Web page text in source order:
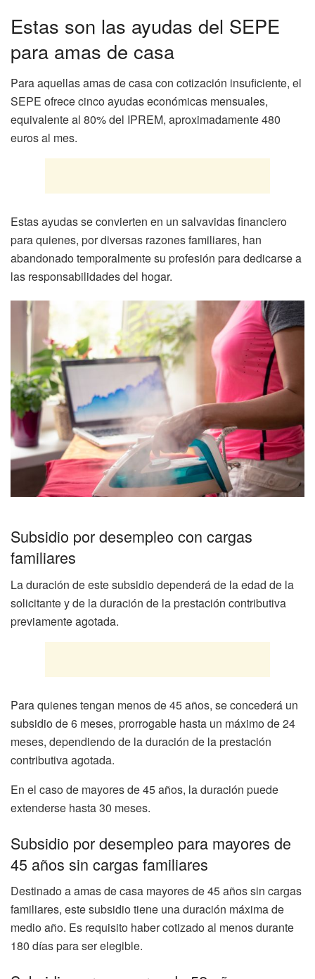
Estas son las ayudas del SEPE
para amas de casa
Para aquellas amas de casa con cotización insuficiente, el
SEPE ofrece cinco ayudas económicas mensuales,
equivalente al 80% del IPREM, aproximadamente 480
euros al mes.
Estas ayudas se convierten en un salvavidas financiero
para quienes, por diversas razones familiares, han
abandonado temporalmente su profesión para dedicarse a
las responsabilidades del hogar.
Subsidio por desempleo con cargas
familiares
La duración de este subsidio dependerá de la edad de la
solicitante y de la duración de la prestación contributiva
previamente agotada.
Para quienes tengan menos de 45 años, se concederá un
subsidio de 6 meses, prorrogable hasta un máximo de 24
meses, dependiendo de la duración de la prestación
contributiva agotada.
En el caso de mayores de 45 años, la duración puede
extenderse hasta 30 meses.
Subsidio por desempleo para mayores de
45 años sin cargas familiares
Destinado a amas de casa mayores de 45 años sin cargas
familiares, este subsidio tiene una duración máxima de
medio año. Es requisito haber cotizado al menos durante
180 días para ser elegible.